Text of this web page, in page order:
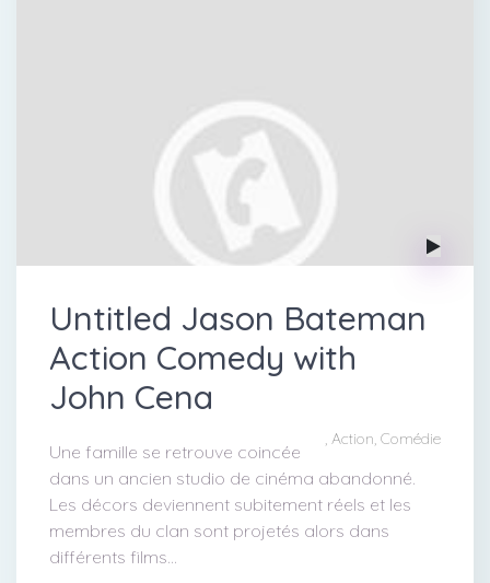
Untitled Jason Bateman
Action Comedy with
John Cena
, Action, Comédie
Une famille se retrouve coincée
dans un ancien studio de cinéma abandonné.
Les décors deviennent subitement réels et les
membres du clan sont projetés alors dans
différents films...